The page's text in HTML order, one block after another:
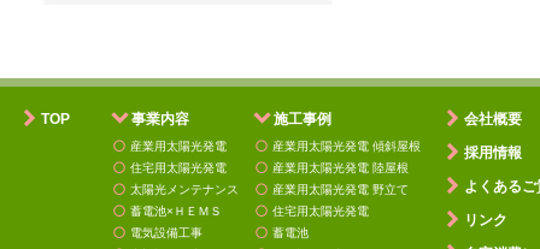
TOP 事業内容
産業用太陽光発電
住宅用太陽光発電
太陽光メンテナンス
蓄電池×ＨＥＭＳ
電気設備工事
施工事例
産業用太陽光発電 傾斜屋根
産業用太陽光発電 陸屋根
産業用太陽光発電 野立て
住宅用太陽光発電
蓄電池
会社概要
採用情報
よくあるご
リンク